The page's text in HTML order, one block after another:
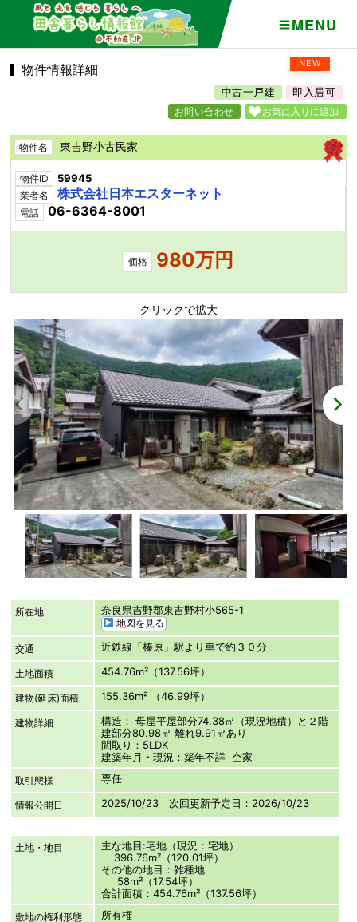
MENU
NEW
物件情報詳細
中古一戸建 即入居可
お気に入りに追加
お問い合わせ
物件名 東吉野小古民家
物件ID 59945
業者名 株式会社日本エスターネット
電話 06-6364-8001
価格 980万円
クリックで拡大
所在地 奈良県吉野郡東吉野村小565-1
地図を見る
交通 近鉄線「榛原」駅より車で約３０分
土地面積 454.76m²（137.56坪）
建物(延床)面積 155.36m² （46.99坪）
建物詳細
構造： 母屋平屋部分74.38㎡（現況地積）と２階
建部分80.98㎡ 離れ9.91㎡あり
間取り：5LDK
建築年月・現況：築年不詳 空家
取引態様 専任
情報公開日 2025/10/23 次回更新予定日：2026/10/23
土地・地目
主な地目:宅地（現況：宅地）
396.76m²（120.01坪）
その他の地目：雑種地
58m²（17.54坪）
合計面積：454.76m²（137.56坪）
敷地の権利形態 所有権